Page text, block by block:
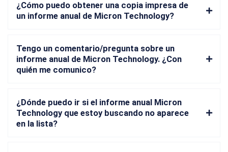
¿Cómo puedo obtener una copia impresa de
un informe anual de Micron Technology?
Tengo un comentario/pregunta sobre un
informe anual de Micron Technology. ¿Con
quién me comunico?
¿Dónde puedo ir si el informe anual Micron
Technology que estoy buscando no aparece
en la lista?